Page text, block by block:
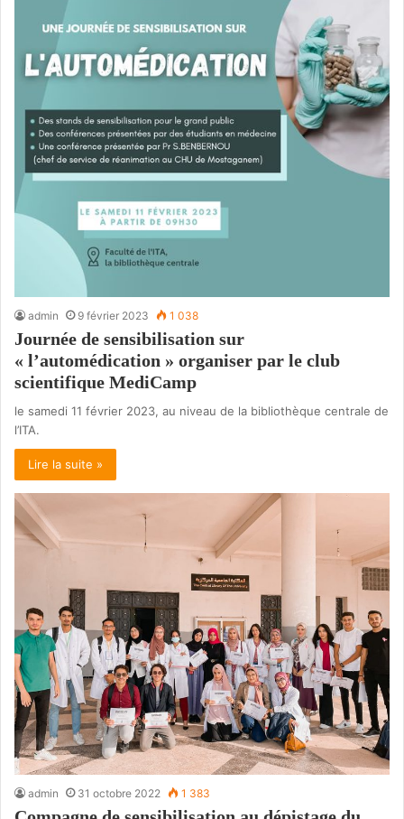
admin 9 février 2023 1 038
Journée de sensibilisation sur
« l’automédication » organiser par le club
scientifique MediCamp
le samedi 11 février 2023, au niveau de la bibliothèque centrale de
l’ITA.
Lire la suite »
admin 31 octobre 2022 1 383